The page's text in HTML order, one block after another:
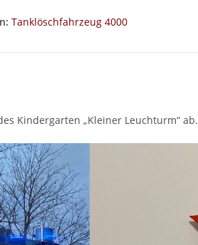
Tanklöschfahrzeug 4000
Kindergarten „Kleiner Leuchturm“ ab.